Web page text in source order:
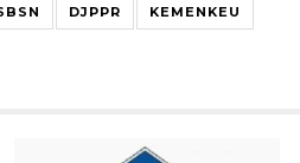
DJPPR KEMENKEU